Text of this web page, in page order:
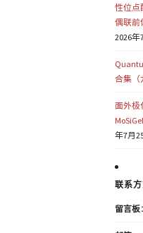
性位点
偶联前
2026年
合集（
面外极
年7月
联系
留言板：